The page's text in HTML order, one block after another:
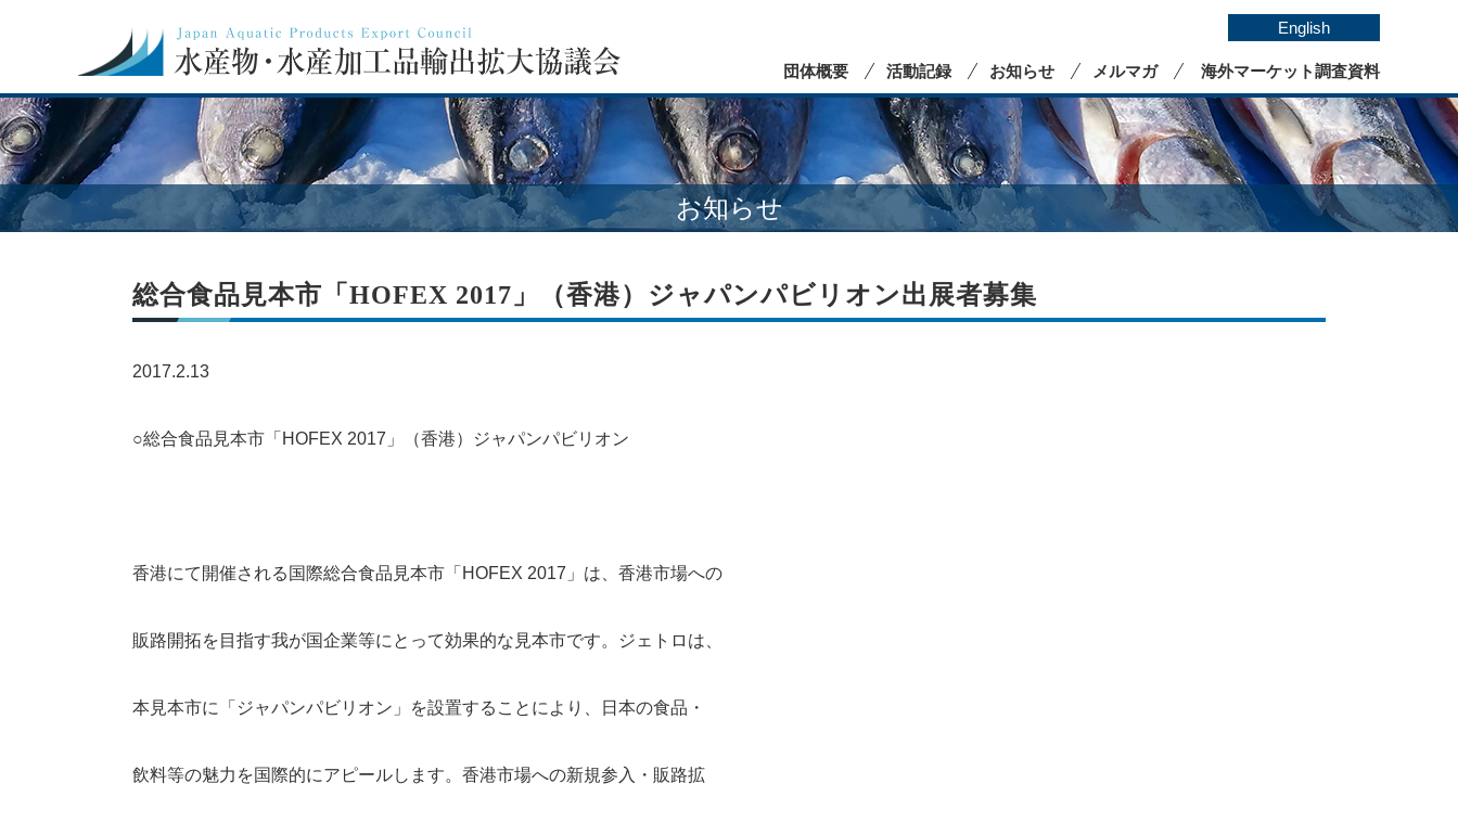
団体概要 活動記録 お知らせ メルマガ 海外マーケット調査資料
English
お知らせ
総合食品見本市「HOFEX 2017」（香港）ジャパンパビリオン出展者募集
2017.2.13
○総合食品見本市「HOFEX 2017」（香港）ジャパンパビリオン
香港にて開催される国際総合食品見本市「HOFEX 2017」は、香港市場への
販路開拓を目指す我が国企業等にとって効果的な見本市です。ジェトロは、
本見本市に「ジャパンパビリオン」を設置することにより、日本の食品・
飲料等の魅力を国際的にアピールします。香港市場への新規参入・販路拡